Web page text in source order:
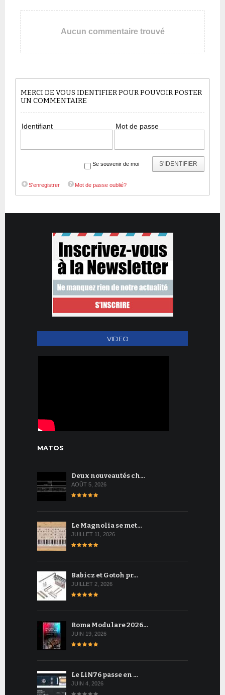
Aucun commentaire trouvé
MERCI DE VOUS IDENTIFIER POUR POUVOIR POSTER
UN COMMENTAIRE
Identifiant Mot de passe
S'IDENTIFIER
Se souvenir de moi
S'enregistrer Mot de passe oublié?
VIDEO
MATOS
Deux nouveautés ch…
AOÛT 5, 2026
Le Magnolia se met…
JUILLET 11, 2026
Babicz et Gotoh pr…
JUILLET 2, 2026
Roma Modulare 2026…
JUIN 19, 2026
Le LiN76 passe en …
JUIN 4, 2026